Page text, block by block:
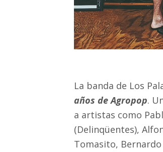
La banda de Los
años de Agropop.
a artistas como
(Delinqüentes),
Tomasito,